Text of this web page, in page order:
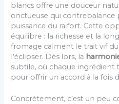
blancs offre une douceur
onctueuse qui contrebalance
puissance du raifort. Cette
équilibre : la richesse et la
fromage calment le trait vif
l’éclipser. Dès lors, la
subtile, où chaque ingrédient
pour offrir un accord à la fois
Concrètement, c’est un peu